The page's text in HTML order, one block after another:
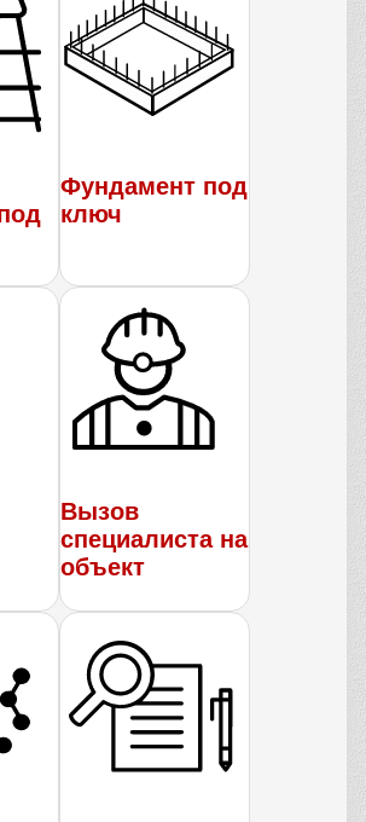
Фундамент под
ключ
Вызов
специалиста на
объект